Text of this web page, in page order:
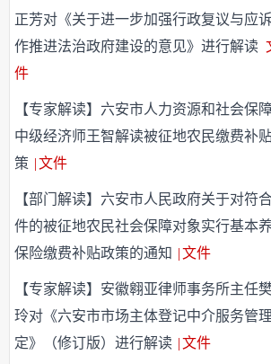
正芳对《关于进一步加强行政复议与应
作推进法治政府建设的意见》进行解读
件
【专家解读】六安市人力资源和社会保
中级经济师王智解读被征地农民缴费补
策 |文件
【部门解读】六安市人民政府关于对符
件的被征地农民社会保障对象实行基本
保险缴费补贴政策的通知 |文件
【专家解读】安徽翱亚律师事务所主任
玲对《六安市市场主体登记中介服务管
定》（修订版）进行解读 |文件